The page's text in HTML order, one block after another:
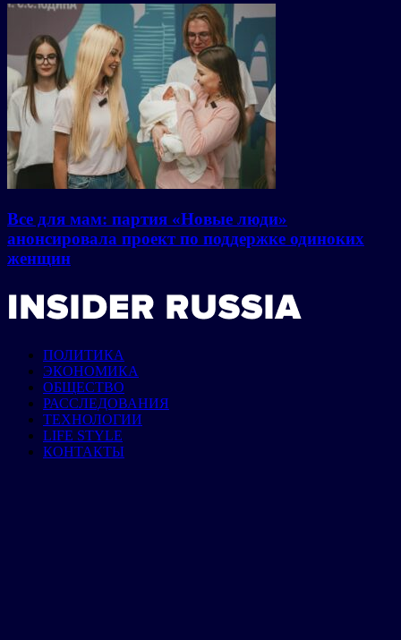
Все для мам: партия «Новые люди»
анонсировала проект по поддержке одиноких
женщин
ПОЛИТИКА
ЭКОНОМИКА
ОБЩЕСТВО
РАССЛЕДОВАНИЯ
ТЕХНОЛОГИИ
LIFE STYLE
КОНТАКТЫ